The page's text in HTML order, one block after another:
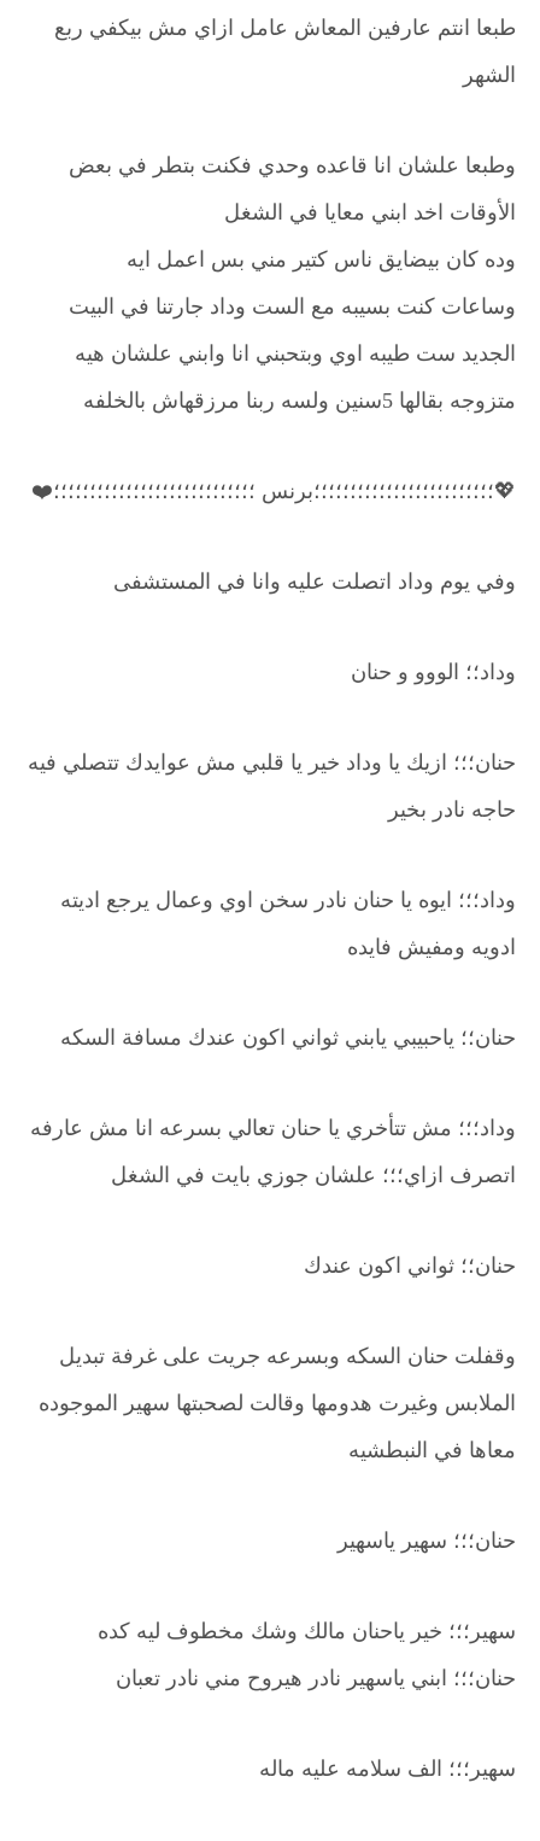
طبعا انتم عارفين المعاش عامل ازاي مش بيكفي ربع
الشهر
وطبعا علشان انا قاعده وحدي فكنت بتطر في بعض
الأوقات اخد ابني معايا في الشغل
وده كان بيضايق ناس كتير مني بس اعمل ايه
وساعات كنت بسيبه مع الست وداد جارتنا في البيت
الجديد ست طيبه اوي وبتحبني انا وابني علشان هيه
متزوجه بقالها 5سنين ولسه ربنا مرزقهاش بالخلفه
💖؛؛؛؛؛؛؛؛؛؛؛؛؛؛؛؛؛؛؛؛؛؛؛؛؛برنس ؛؛؛؛؛؛؛؛؛؛؛؛؛؛؛؛؛؛؛؛؛؛؛؛؛؛؛؛❤️
وفي يوم وداد اتصلت عليه وانا في المستشفى
وداد؛؛ الووو و حنان
حنان؛؛؛ ازيك يا وداد خير يا قلبي مش عوايدك تتصلي فيه
حاجه نادر بخير
وداد؛؛؛ ايوه يا حنان نادر سخن اوي وعمال يرجع اديته
ادويه ومفيش فايده
حنان؛؛ ياحبيبي يابني ثواني اكون عندك مسافة السكه
وداد؛؛؛ مش تتأخري يا حنان تعالي بسرعه انا مش عارفه
اتصرف ازاي؛؛؛ علشان جوزي بايت في الشغل
حنان؛؛ ثواني اكون عندك
وقفلت حنان السكه وبسرعه جريت على غرفة تبديل
الملابس وغيرت هدومها وقالت لصحبتها سهير الموجوده
معاها في النبطشيه
حنان؛؛؛ سهير ياسهير
سهير؛؛؛ خير ياحنان مالك وشك مخطوف ليه كده
حنان؛؛؛ ابني ياسهير نادر هيروح مني نادر تعبان
سهير؛؛؛ الف سلامه عليه ماله